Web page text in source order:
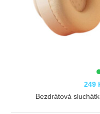
249
Bezdrátová